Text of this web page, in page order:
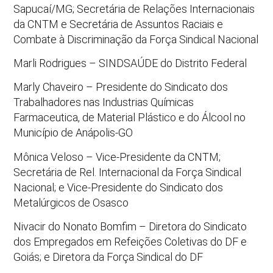
Sapucaí/MG; Secretária de Relações Internacionais
da CNTM e Secretária de Assuntos Raciais e
Combate à Discriminação da Força Sindical Nacional
Marli Rodrigues – SINDSAÚDE do Distrito Federal
Marly Chaveiro – Presidente do Sindicato dos
Trabalhadores nas Industrias Químicas
Farmaceutica, de Material Plástico e do Álcool no
Município de Anápolis-GO
Mônica Veloso – Vice-Presidente da CNTM;
Secretária de Rel. Internacional da Força Sindical
Nacional; e Vice-Presidente do Sindicato dos
Metalúrgicos de Osasco
Nivacir do Nonato Bomfim – Diretora do Sindicato
dos Empregados em Refeições Coletivas do DF e
Goiás; e Diretora da Força Sindical do DF